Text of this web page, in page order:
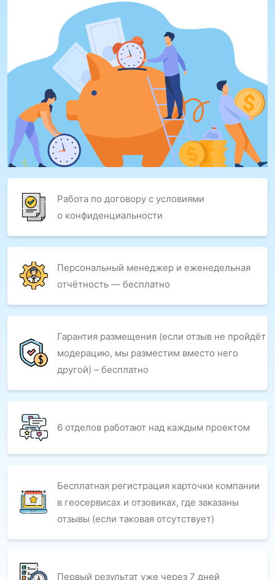
Работа по договору с условиями
о конфиденциальности
Персональный менеджер и еженедельная
отчётность — бесплатно
Гарантия размещения (если отзыв не пройдёт
модерацию, мы разместим вместо него
другой) – бесплатно
6 отделов работают над каждым проектом
Бесплатная регистрация карточки компании
в геосервисах и отзовиках, где заказаны
отзывы (если таковая отсутствует)
Первый результат уже через 7 дней